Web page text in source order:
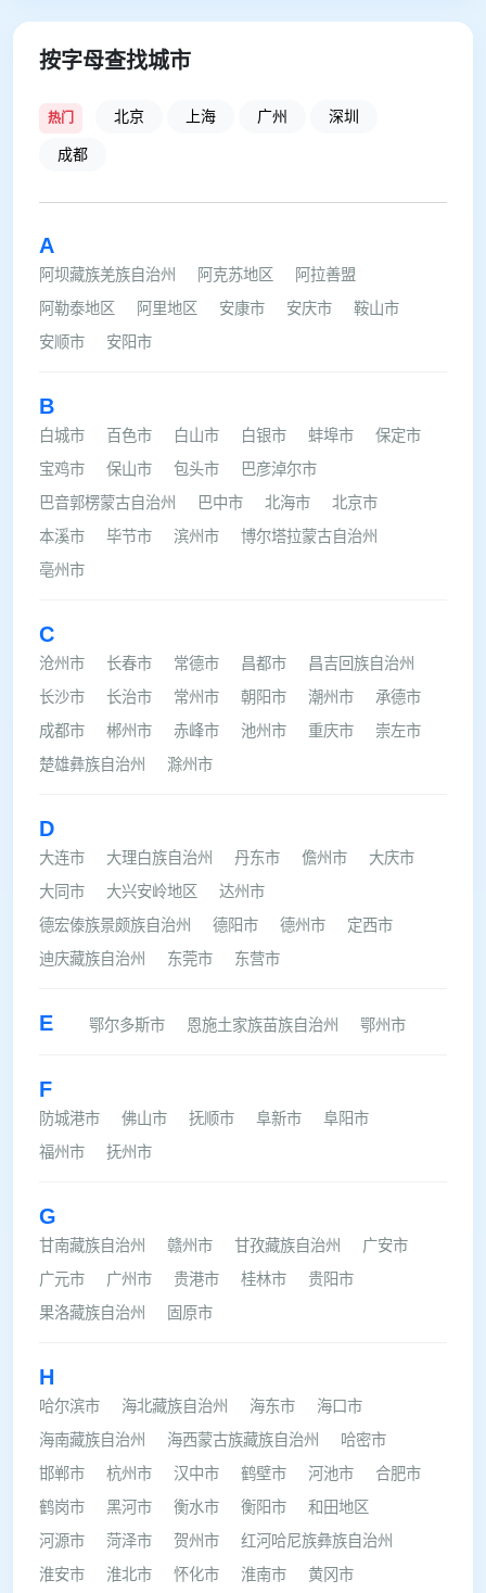
按字母查找城市
热门 北京 上海 广州 深圳
成都
A
阿坝藏族羌族自治州 阿克苏地区
阿拉善盟
阿勒泰地区
阿里地区 安康市 安庆市
鞍山市
安顺市
安阳市
B
白城市 百色市 白山市 白银市 蚌埠市
保定市
宝鸡市
保山市 包头市
巴彦淖尔市
巴音郭楞蒙古自治州
巴中市 北海市
北京市
本溪市
毕节市 滨州市
博尔塔拉蒙古自治州
亳州市
C
沧州市 长春市 常德市 昌都市
昌吉回族自治州
长沙市
长治市 常州市 朝阳市 潮州市
承德市
成都市
郴州市 赤峰市 池州市 重庆市
崇左市
楚雄彝族自治州
滁州市
D
大连市 大理白族自治州 丹东市 儋州市
大庆市
大同市
大兴安岭地区
达州市
德宏傣族景颇族自治州
德阳市 德州市
定西市
迪庆藏族自治州
东莞市 东营市
E 鄂尔多斯市 恩施土家族苗族自治州 鄂州市
F
防城港市 佛山市 抚顺市 阜新市
阜阳市
福州市
抚州市
G
甘南藏族自治州 赣州市 甘孜藏族自治州
广安市
广元市
广州市 贵港市 桂林市
贵阳市
果洛藏族自治州
固原市
H
哈尔滨市 海北藏族自治州 海东市
海口市
海南藏族自治州
海西蒙古族藏族自治州
哈密市
邯郸市
杭州市 汉中市 鹤壁市 河池市
合肥市
鹤岗市
黑河市 衡水市 衡阳市
和田地区
河源市
菏泽市 贺州市
红河哈尼族彝族自治州
淮安市
淮北市 怀化市 淮南市 黄冈市